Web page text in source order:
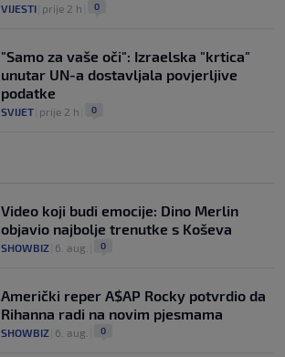
VIJESTI prije 2 h 0
"Samo za vaše oči": Izraelska "krtica"
unutar UN-a dostavljala povjerljive
podatke
SVIJET prije 2 h 0
Video koji budi emocije: Dino Merlin
objavio najbolje trenutke s Koševa
SHOWBIZ 6. aug. 0
Američki reper A$AP Rocky potvrdio da
Rihanna radi na novim pjesmama
SHOWBIZ 6. aug. 0